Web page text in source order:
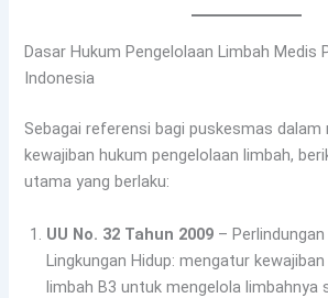
Dasar Hukum Pengelolaan Limbah Medis
Indonesia
Sebagai referensi bagi puskesmas dalam
kewajiban hukum pengelolaan limbah,
utama yang berlaku:
UU No. 32 Tahun 2009 –
Lingkungan Hidup: mengatur
limbah B3 untuk mengelola limbahnya